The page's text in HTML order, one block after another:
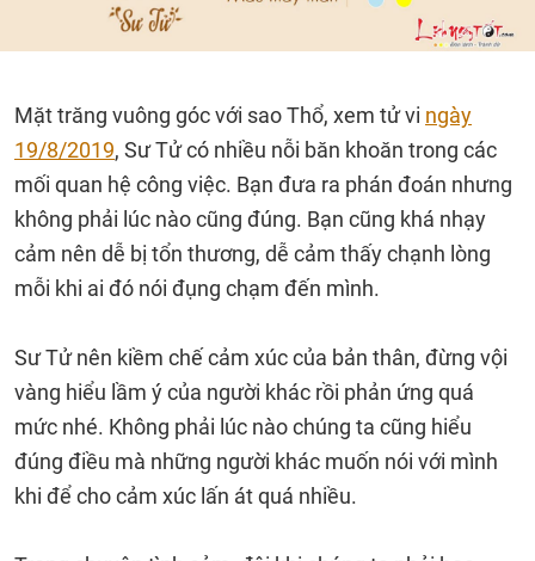
Mặt trăng vuông góc với sao Thổ, xem tử vi ngày
19/8/2019, Sư Tử có nhiều nỗi băn khoăn trong các
mối quan hệ công việc. Bạn đưa ra phán đoán nhưng
không phải lúc nào cũng đúng. Bạn cũng khá nhạy
cảm nên dễ bị tổn thương, dễ cảm thấy chạnh lòng
mỗi khi ai đó nói đụng chạm đến mình.
Sư Tử nên kiềm chế cảm xúc của bản thân, đừng vội
vàng hiểu lầm ý của người khác rồi phản ứng quá
mức nhé. Không phải lúc nào chúng ta cũng hiểu
đúng điều mà những người khác muốn nói với mình
khi để cho cảm xúc lấn át quá nhiều.